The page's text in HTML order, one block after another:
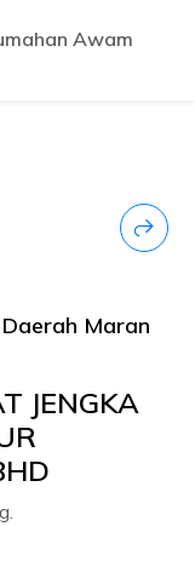
Awam
Maran
JENGKA